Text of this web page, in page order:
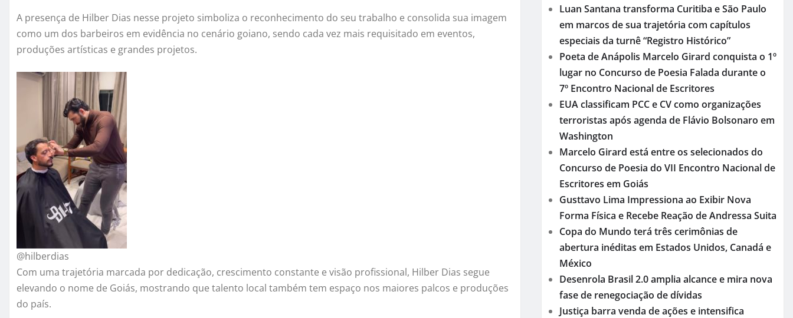
A presença de Hilber Dias nesse projeto simboliza o reconhecimento do seu trabalho e consolida sua imagem
como um dos barbeiros em evidência no cenário goiano, sendo cada vez mais requisitado em eventos,
produções artísticas e grandes projetos.
@hilberdias
Com uma trajetória marcada por dedicação, crescimento constante e visão profissional, Hilber Dias segue
elevando o nome de Goiás, mostrando que talento local também tem espaço nos maiores palcos e produções
do país.
Luan Santana transforma Curitiba e São Paulo
em marcos de sua trajetória com capítulos
especiais da turnê “Registro Histórico”
Poeta de Anápolis Marcelo Girard conquista o 1º
lugar no Concurso de Poesia Falada durante o
7º Encontro Nacional de Escritores
EUA classificam PCC e CV como organizações
terroristas após agenda de Flávio Bolsonaro em
Washington
Marcelo Girard está entre os selecionados do
Concurso de Poesia do VII Encontro Nacional de
Escritores em Goiás
Gusttavo Lima Impressiona ao Exibir Nova
Forma Física e Recebe Reação de Andressa Suita
Copa do Mundo terá três cerimônias de
abertura inéditas em Estados Unidos, Canadá e
México
Desenrola Brasil 2.0 amplia alcance e mira nova
fase de renegociação de dívidas
Justiça barra venda de ações e intensifica